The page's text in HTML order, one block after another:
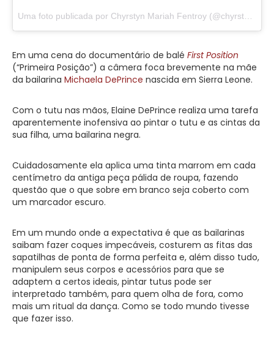
Em uma cena do documentário de balé First Position
(“Primeira Posição”) a câmera foca brevemente na mãe
da bailarina Michaela DePrince nascida em Sierra Leone.
Com o tutu nas mãos, Elaine DePrince realiza uma tarefa
aparentemente inofensiva ao pintar o tutu e as cintas da
sua filha, uma bailarina negra.
Cuidadosamente ela aplica uma tinta marrom em cada
centímetro da antiga peça pálida de roupa, fazendo
questão que o que sobre em branco seja coberto com
um marcador escuro.
Em um mundo onde a expectativa é que as bailarinas
saibam fazer coques impecáveis, costurem as fitas das
sapatilhas de ponta de forma perfeita e, além disso tudo,
manipulem seus corpos e acessórios para que se
adaptem a certos ideais, pintar tutus pode ser
interpretado também, para quem olha de fora, como
mais um ritual da dança. Como se todo mundo tivesse
que fazer isso.